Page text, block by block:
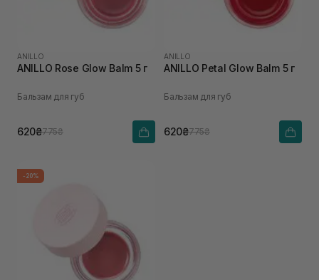
ANILLO
ANILLO Rosе Glow Balm 5 г
Бальзам для губ
620₴775₴
ANILLO
ANILLO Petal Glow Balm 5 г
Бальзам для губ
620₴775₴
-20%